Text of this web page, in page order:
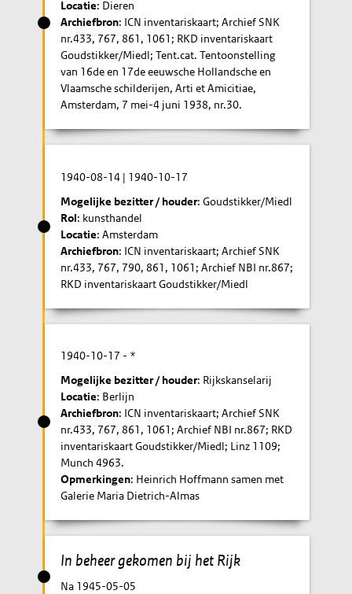
Locatie: Dieren
Archiefbron: ICN inventariskaart; Archief SNK
nr.433, 767, 861, 1061; RKD inventariskaart
Goudstikker/Miedl; Tent.cat. Tentoonstelling
van 16de en 17de eeuwsche Hollandsche en
Vlaamsche schilderijen, Arti et Amicitiae,
Amsterdam, 7 mei-4 juni 1938, nr.30.
1940-08-14 | 1940-10-17
Mogelijke bezitter / houder: Goudstikker/Miedl
Rol: kunsthandel
Locatie: Amsterdam
Archiefbron: ICN inventariskaart; Archief SNK
nr.433, 767, 790, 861, 1061; Archief NBI nr.867;
RKD inventariskaart Goudstikker/Miedl
1940-10-17 - *
Mogelijke bezitter / houder: Rijkskanselarij
Locatie: Berlijn
Archiefbron: ICN inventariskaart; Archief SNK
nr.433, 767, 861, 1061; Archief NBI nr.867; RKD
inventariskaart Goudstikker/Miedl; Linz 1109;
Munch 4963.
Opmerkingen: Heinrich Hoffmann samen met
Galerie Maria Dietrich-Almas
In beheer gekomen bij het Rijk
Na 1945-05-05